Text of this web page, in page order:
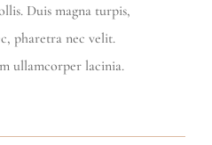
Duis magna turpis,
pharetra nec velit.
ullamcorper lacinia.